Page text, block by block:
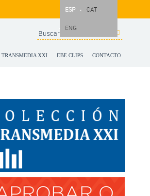
Formulario de
búsqueda
Search
TRANSMEDIA XXI EBE CLIPS CONTACTO
ESP CAT
ENG